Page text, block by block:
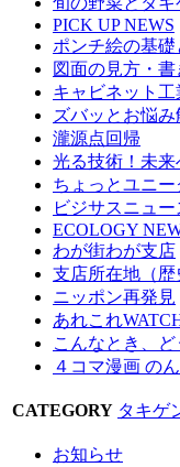
PICK UP NEWS
ポンチ絵の基
図面の見方・書
キャビネット
ズバッとお悩み
瀧源点回帰
光る技術！未来
ちょっとユニ
ビジサスニュー
ECOLOGY
わが街わが支店
支店所在地（歴
ニッポン再発見
あれこれ
こんなとき、ど
４コマ漫画 の
CATEGORY タキゲ
お知らせ